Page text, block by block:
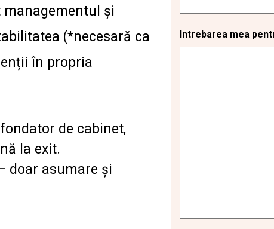
și
(*necesară ca
în propria
de cabinet,
la exit.
doar asumare și
Intrebarea mea